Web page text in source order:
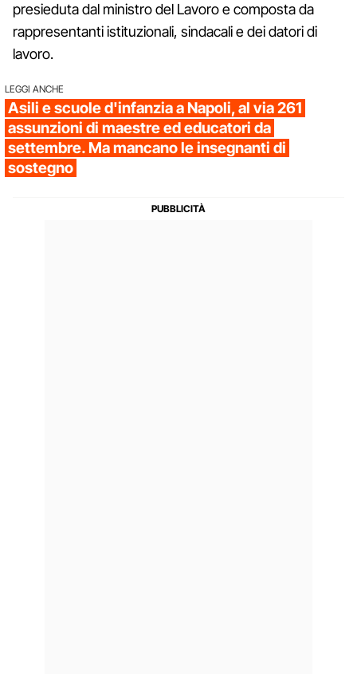
presieduta dal ministro del Lavoro e composta da
rappresentanti istituzionali, sindacali e dei datori di
lavoro.
LEGGI ANCHE
Asili e scuole d'infanzia a Napoli, al via 261
assunzioni di maestre ed educatori da
settembre. Ma mancano le insegnanti di
sostegno